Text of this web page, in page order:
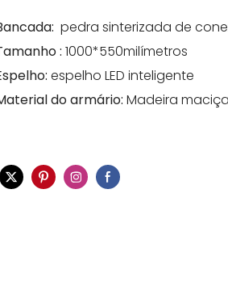
pedra sinterizada de
: 1000*550milímetros
espelho LED inteligente
do armário: Madeira